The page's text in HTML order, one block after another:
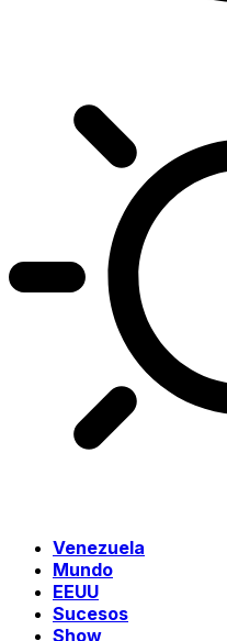
Venezuela
Mundo
EEUU
Sucesos
Show